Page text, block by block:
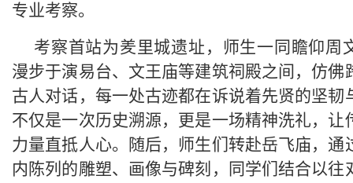
专业考察。
考察首站为羑里城遗址，师生一同瞻仰周
漫步于演易台、文王庙等建筑祠殿之间，仿佛
古人对话，每一处古迹都在诉说着先贤的坚韧
不仅是一次历史溯源，更是一场精神洗礼，让
力量直抵人心。随后，师生们转赴岳飞庙，通
内陈列的雕塑、画像与碑刻，同学们结合以往